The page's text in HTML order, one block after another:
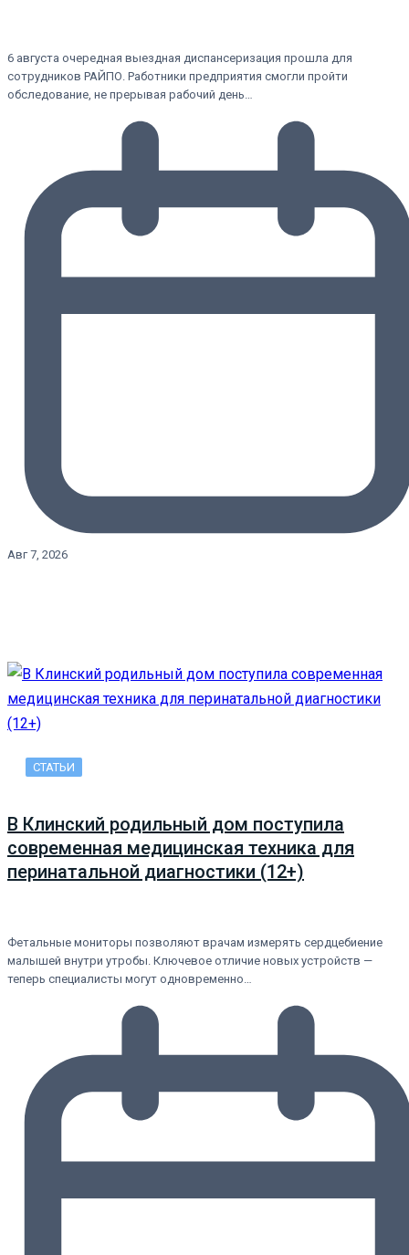
6 августа очередная выездная диспансеризация прошла для
сотрудников РАЙПО. Работники предприятия смогли пройти
обследование, не прерывая рабочий день…
Авг 7, 2026
СТАТЬИ
В Клинский родильный дом поступила
современная медицинская техника для
перинатальной диагностики (12+)
Фетальные мониторы позволяют врачам измерять сердцебиение
малышей внутри утробы. Ключевое отличие новых устройств —
теперь специалисты могут одновременно…